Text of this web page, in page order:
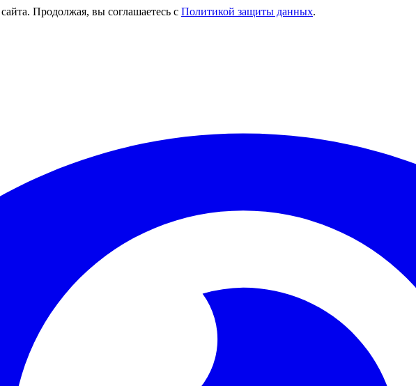
Продолжая, вы соглашаетесь с Политикой защиты данных.